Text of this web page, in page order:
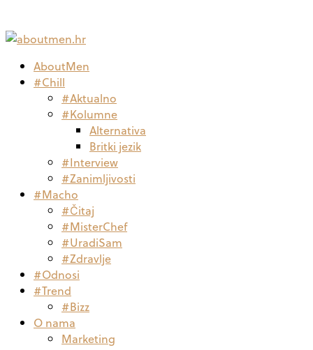
AboutMen
#Chill
#Aktualno
#Kolumne
Alternativa
Britki jezik
#Interview
#Zanimljivosti
#Macho
#Čitaj
#MisterChef
#UradiSam
#Zdravlje
#Odnosi
#Trend
#Bizz
O nama
Marketing